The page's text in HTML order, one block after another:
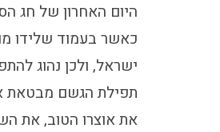
היום האחרון של חג
כאשר בעמוד שלידו
ישראל, ולכן נהוג
תפילת הגשם מבטאת
את אוצרו הטוב, את